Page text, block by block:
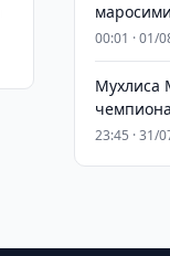
00:01 · 01/
Мухлиса
23:45 · 31/